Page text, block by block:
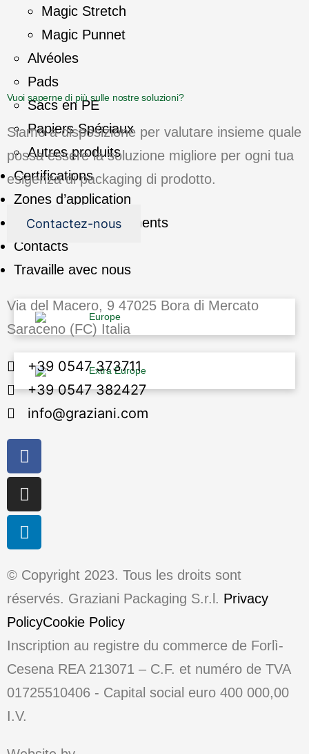
Magic Stretch
Magic Punnet
Alvéoles
Pads
Sacs en PE
Papiers Spéciaux
Autres produits
Certifications
Zones d’application
Nouvelles et événements
Contacts
Travaille avec nous
Europe
Extra Europe
Vuoi saperne di più sulle nostre soluzioni?
Siamo a disposizione per valutare insieme quale
possa essere la soluzione migliore per ogni tua
esigenza di packaging di prodotto.
Contactez-nous
Via del Macero, 9 47025 Bora di Mercato
Saraceno (FC) Italia
+39 0547 373711
+39 0547 382427
info@graziani.com
© Copyright 2023. Tous les droits sont
réservés. Graziani Packaging S.r.l. Privacy
PolicyCookie Policy
Inscription au registre du commerce de Forlì-
Cesena REA 213071 – C.F. et numéro de TVA
01725510406 ​​​​- Capital social euro 400 000,00
I.V.